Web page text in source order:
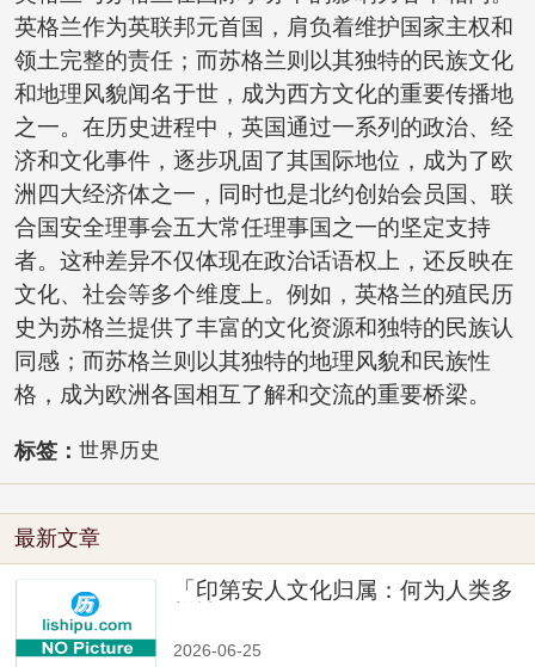
英格兰作为英联邦元首国，肩负着维护国家主权和
领土完整的责任；而苏格兰则以其独特的民族文化
和地理风貌闻名于世，成为西方文化的重要传播地
之一。在历史进程中，英国通过一系列的政治、经
济和文化事件，逐步巩固了其国际地位，成为了欧
洲四大经济体之一，同时也是北约创始会员国、联
合国安全理事会五大常任理事国之一的坚定支持
者。这种差异不仅体现在政治话语权上，还反映在
文化、社会等多个维度上。例如，英格兰的殖民历
史为苏格兰提供了丰富的文化资源和独特的民族认
同感；而苏格兰则以其独特的地理风貌和民族性
格，成为欧洲各国相互了解和交流的重要桥梁。
标签： 世界历史
最新文章
「印第安人文化归属：何为人类多
2026-06-25